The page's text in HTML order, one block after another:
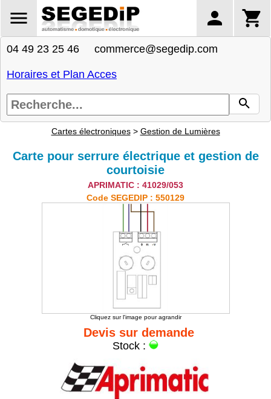
04 49 23 25 46 commerce@segedip.com
Horaires et Plan Acces
Cartes électroniques> Gestion de Lumières
Carte pour serrure électrique et gestion de
courtoisie
APRIMATIC : 41029/053
Code SEGEDIP : 550129
Cliquez sur l'image pour agrandir
Devis sur demande
Stock :